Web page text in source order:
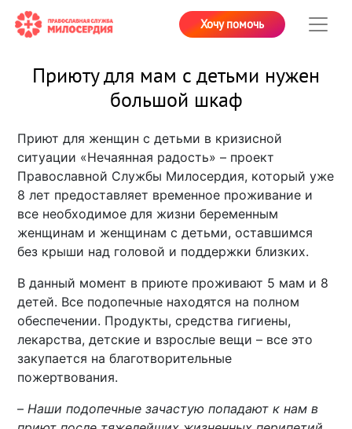
Хочу помочь
Приюту для мам с детьми нужен
большой шкаф
Приют для женщин с детьми в кризисной
ситуации «Нечаянная радость» – проект
Православной Службы Милосердия, который уже
8 лет предоставляет временное проживание и
все необходимое для жизни беременным
женщинам и женщинам с детьми, оставшимся
без крыши над головой и поддержки близких.
В данный момент в приюте проживают 5 мам и 8
детей. Все подопечные находятся на полном
обеспечении. Продукты, средства гигиены,
лекарства, детские и взрослые вещи – все это
закупается на благотворительные
пожертвования.
–Наши подопечные зачастую попадают к нам в